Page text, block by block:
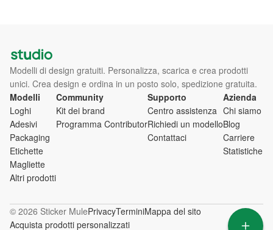
Modelli di design gratuiti. Personalizza, scarica e crea prodotti
unici. Crea design e ordina in un posto solo, spedizione gratuita.
Modelli
Loghi
Adesivi
Packaging
Etichette
Magliette
Altri prodotti
Community
Kit dei brand
Programma Contributor
Supporto
Centro assistenza
Richiedi un modello
Contattaci
Azienda
Chi siamo
Blog
Carriere
Statistiche
© 2026 Sticker MulePrivacyTerminiMappa del sito
Acquista prodotti personalizzati